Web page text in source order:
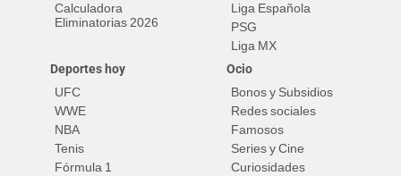
Calculadora
Eliminatorias 2026
Liga Española
PSG
Liga MX
Deportes hoy
UFC
WWE
NBA
Tenis
Fórmula 1
Ocio
Bonos y Subsidios
Redes sociales
Famosos
Series y Cine
Curiosidades